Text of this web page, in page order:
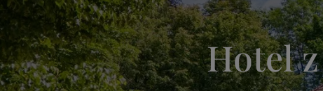
Hotel